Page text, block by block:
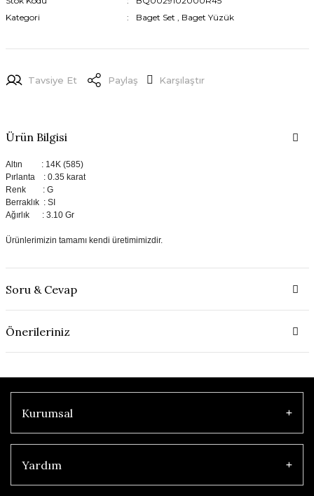
Kategori
Baget Set , Baget Yüzük
Tavsiye Et Paylaş Karşılaştır
Ürün Bilgisi
Altın : 14K (585)
Pırlanta : 0.35 karat
Renk : G
Berraklık : SI
Ağırlık : 3.10 Gr
Ürünlerimizin tamamı kendi üretimimizdir.
Soru & Cevap
Önerileriniz
Kurumsal
Yardım